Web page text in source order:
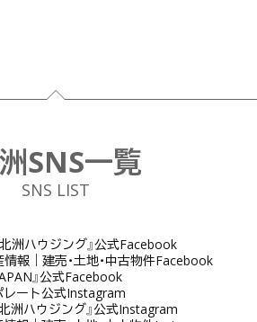
SNS一覧
SNS LIST
洲ハウジング』公式Facebook
報｜建売・土地・中古物件Facebook
』公式Facebook
レート公式Instagram
洲ハウジング』公式Instagram